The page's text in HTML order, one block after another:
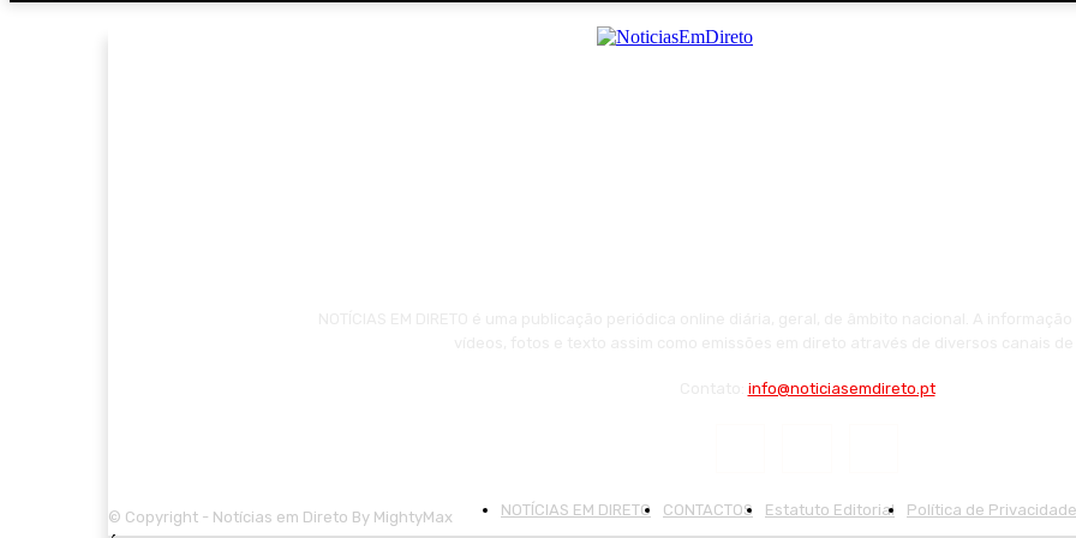
info@noticiasemdireto.pt
© Copyright - Notícias em Direto By MightyMax NOTÍCIAS EM DIRETO CONTACTOS Estatuto Editorial Política de Privacidade